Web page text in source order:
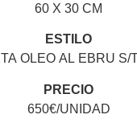
60 X 30 CM
ESTILO
OLEO AL EBRU S/
PRECIO
650€/UNIDAD